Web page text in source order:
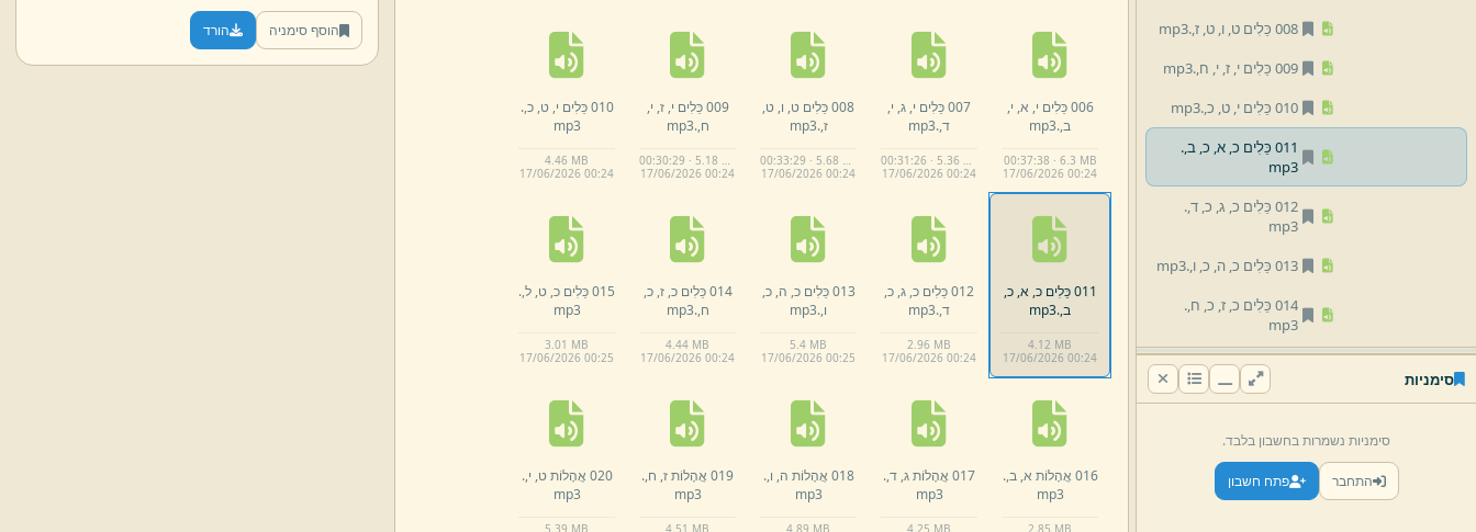
008 כֵּלִים ט,
ו, ט, ז,.
mp3
009 כֵּלִים י,
ז, י, ח,.
mp3
010 כֵּלִים י,
ט, כ,.
mp3
011 כֵּלִים כ,
א, כ, ב,.
mp3
012 כֵּלִים כ,
ג, כ, ד,.
mp3
013 כֵּלִים כ,
ה, כ, ו,.
mp3
014 כֵּלִים כ,
ז, כ, ח,.
mp3
ט,ל,.
mp3
016 אֲהָלוֹת א,
ב,.
mp3
017 אֲהָלוֹת ג,
018 אֲהָלוֹת ה,
סימניות
סימניות נשמרות בחשבון בלבד.
התחבר פתח חשבון
006 כֵּלִים י, א, י,
ב,.
mp3
00:37:38 · 6.3 MB
17/06/2026 00:24
007 כֵּלִים י, ג, י,
ד,.
mp3
00:31:26 · 5.36 MB
17/06/2026 00:24
008 כֵּלִים ט, ו, ט,
ז,.
mp3
00:33:29 · 5.68 MB
17/06/2026 00:24
009 כֵּלִים י, ז, י,
ח,.
mp3
00:30:29 · 5.18 MB
17/06/2026 00:24
010 כֵּלִים י, ט, כ,.
mp3
4.46 MB
17/06/2026 00:24
011 כֵּלִים כ, א, כ,
ב,.
mp3
4.12 MB
17/06/2026 00:24
012 כֵּלִים כ, ג, כ,
ד,.
mp3
2.96 MB
17/06/2026 00:24
013 כֵּלִים כ, ה, כ,
ו,.
mp3
5.4 MB
17/06/2026 00:25
014 כֵּלִים כ, ז, כ,
ח,.
mp3
4.44 MB
17/06/2026 00:24
015 כֵּלִים כ, ט, ל,.
mp3
3.01 MB
17/06/2026 00:25
016 אֲהָלוֹת א, ב,.
mp3
2. 85 MB
017 אֲהָלוֹת ג, ד,.
mp3
4. 25 MB
018 אֲהָלוֹת ה, ו,.
mp3
4. 89 MB
019 אֲהָלוֹת ז, ח,.
mp3
4. 51 MB
020 אֲהָלוֹת ט, י,.
mp3
5. 39 MB
הוסף סימניה הורד